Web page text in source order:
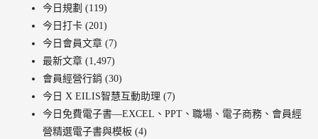
今日規劃 (119)
今日打卡 (201)
今日會員文章 (7)
最新文章 (1,497)
會員經營行銷 (30)
今日 X EILIS智慧互動助理 (7)
今日免費電子書—EXCEL、PPT、職場、電子商務、會員經
營精選電子書與模板 (4)